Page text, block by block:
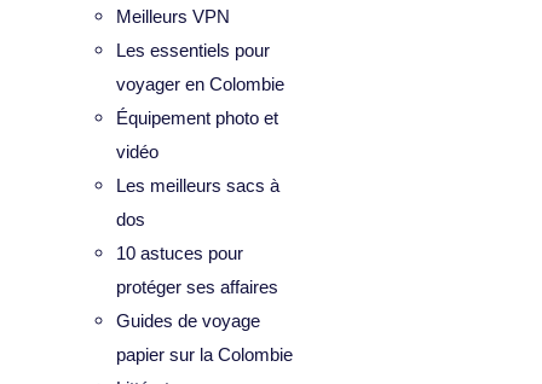
Meilleurs VPN
Les essentiels pour
voyager en Colombie
Équipement photo et
vidéo
Les meilleurs sacs à
dos
10 astuces pour
protéger ses affaires
Guides de voyage
papier sur la Colombie